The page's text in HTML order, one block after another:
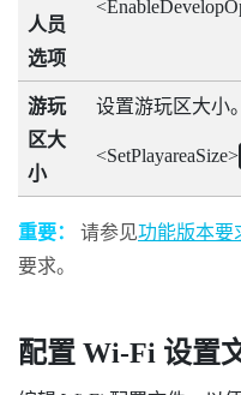
人员
选项
游玩
区大
小
设置游玩区大小。
<SetPlayareaSize>
重要： 请参见功能版本要
要求。
配置 Wi-Fi 设置